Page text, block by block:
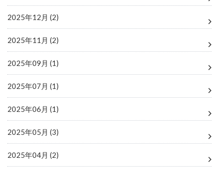
2025年12月 (2)
2025年11月 (2)
2025年09月 (1)
2025年07月 (1)
2025年06月 (1)
2025年05月 (3)
2025年04月 (2)